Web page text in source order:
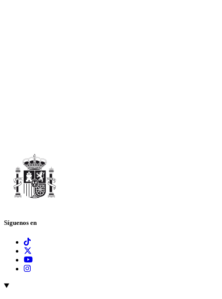
Síguenos en